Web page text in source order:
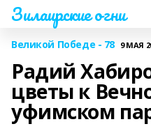
Зилаирские огни
Великой Победе - 78 9 МАЯ
Радий
цветы к
уфимском